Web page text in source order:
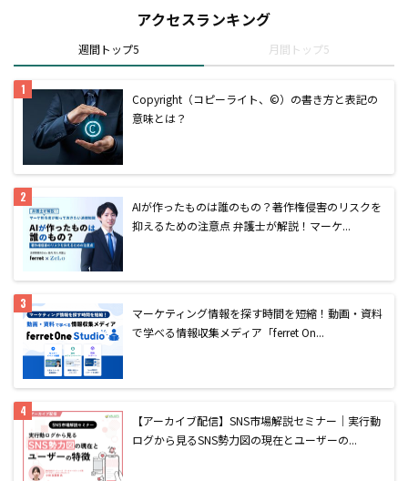
アクセスランキング
週間トップ5 月間トップ5
Copyright（コピーライト、©）の書き方と表記の
意味とは？
AIが作ったものは誰のもの？著作権侵害のリスクを
抑えるための注意点 弁護士が解説！マーケ...
マーケティング情報を探す時間を短縮！動画・資料
で学べる情報収集メディア「ferret On...
【アーカイブ配信】SNS市場解説セミナー｜実行動
ログから見るSNS勢力図の現在とユーザーの...